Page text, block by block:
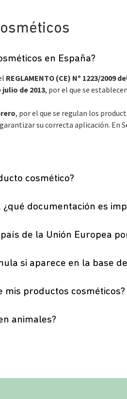
en España?
REGLAMENTO (CE) Nº 1223/
julio de 2013, por el que se
, por el que se regulan los
su correcta aplicación. En
cosmético?
documentación es
de la Unión Europea
si aparece en la base
mis productos cosméticos?
animales?